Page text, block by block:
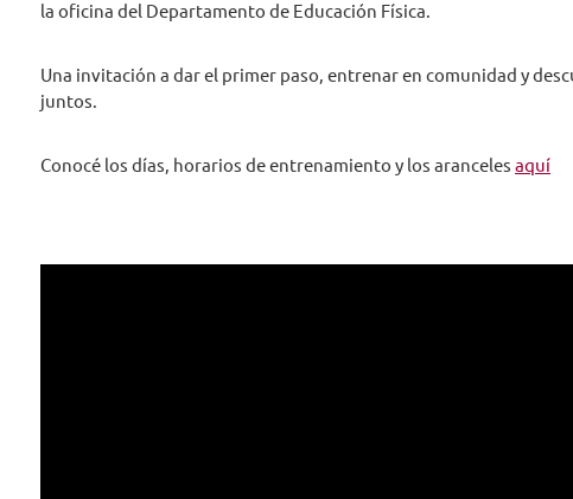
la oficina del Departamento de Educación Física.
Una invitación a dar el primer paso, entrenar en comunidad y
juntos.
Conocé los días, horarios de entrenamiento y los arancelesaquí